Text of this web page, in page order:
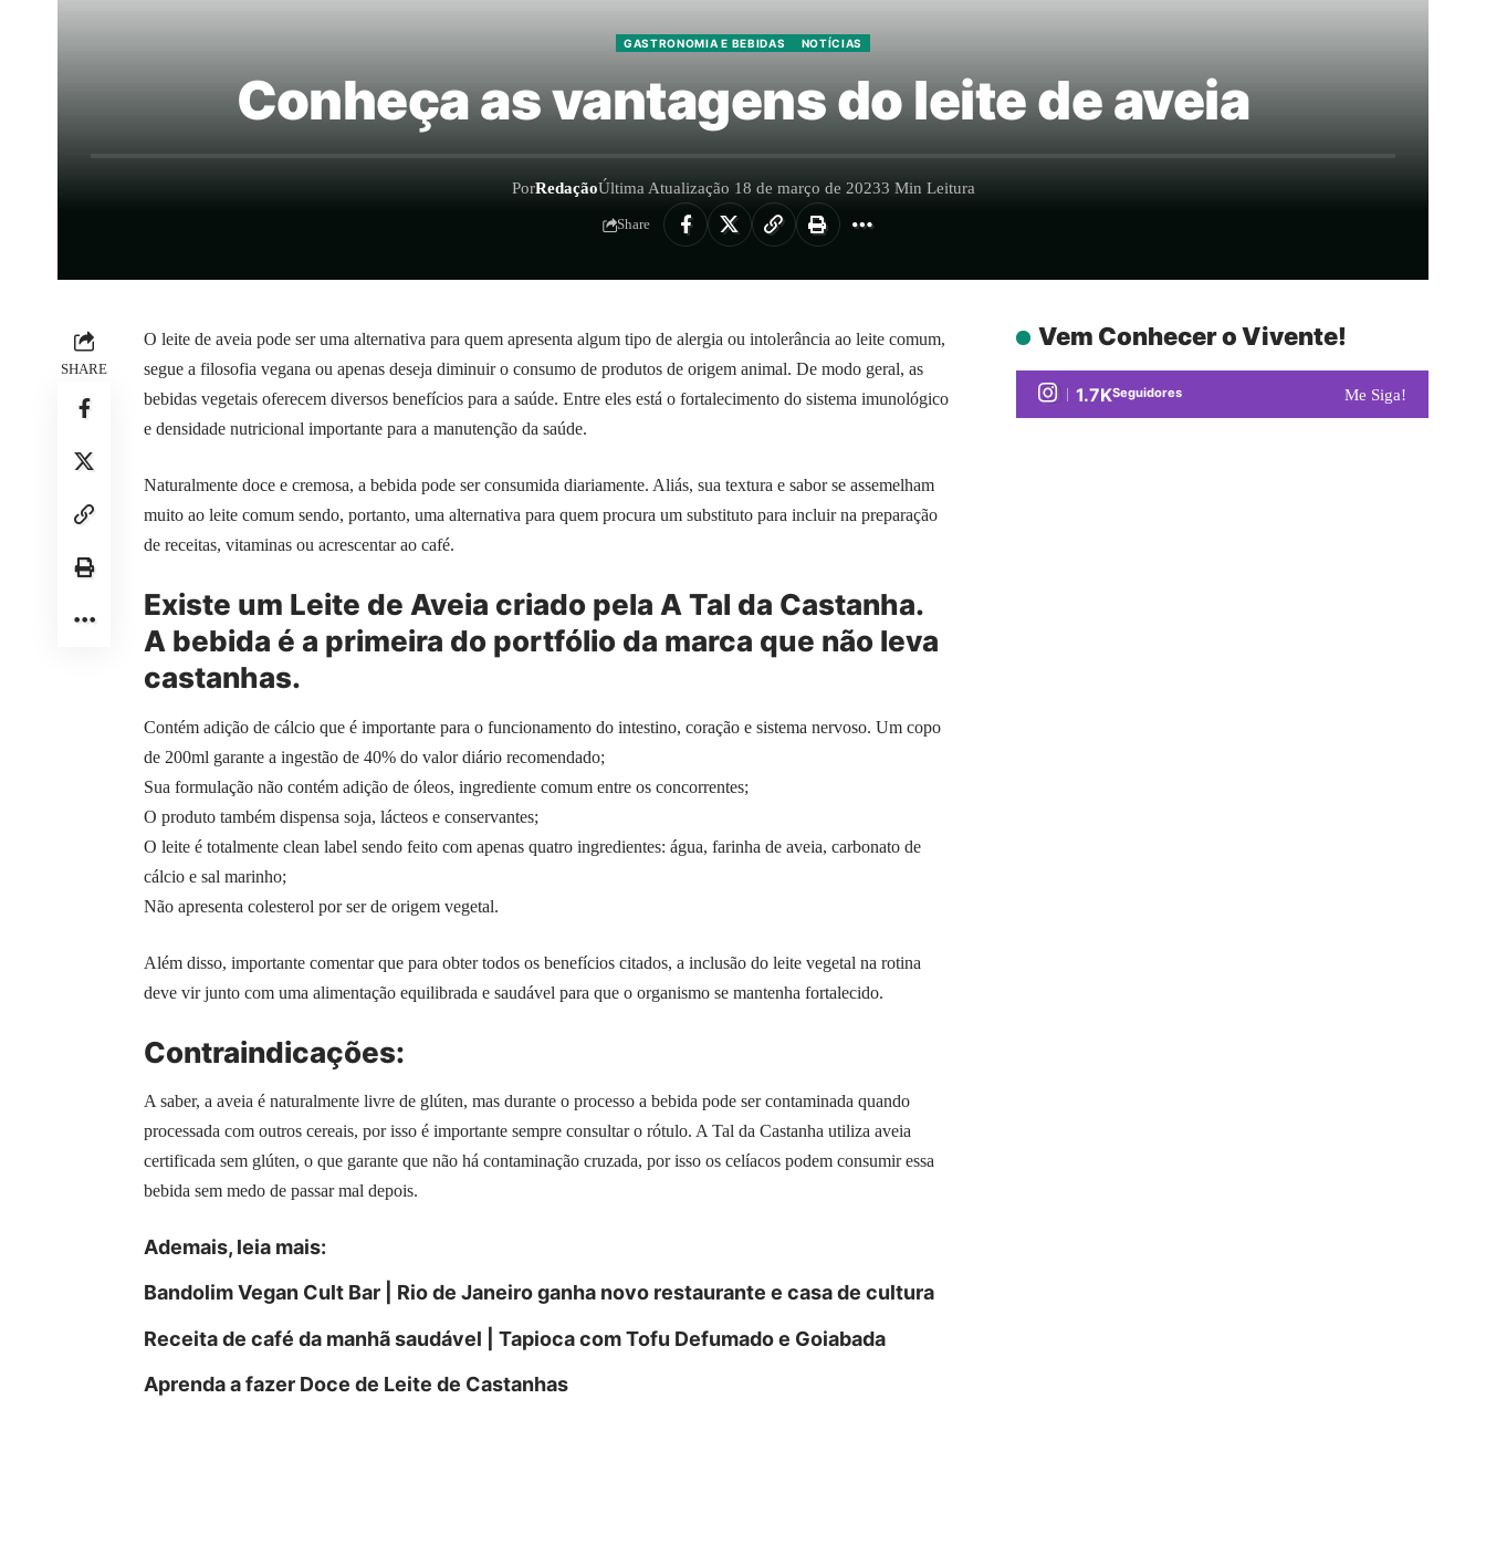
GASTRONOMIA E BEBIDAS NOTÍCIAS
Conheça as vantagens do leite de aveia
PorRedaçãoÚltima Atualização 18 de março de 20233 Min Leitura
Share
SHARE
O leite de aveia pode ser uma alternativa para quem apresenta algum tipo de alergia ou intolerância ao leite comum,
segue a filosofia vegana ou apenas deseja diminuir o consumo de produtos de origem animal. De modo geral, as
bebidas vegetais oferecem diversos benefícios para a saúde. Entre eles está o fortalecimento do sistema imunológico
e densidade nutricional importante para a manutenção da saúde.
Naturalmente doce e cremosa, a bebida pode ser consumida diariamente. Aliás, sua textura e sabor se assemelham
muito ao leite comum sendo, portanto, uma alternativa para quem procura um substituto para incluir na preparação
de receitas, vitaminas ou acrescentar ao café.
Existe um Leite de Aveia criado pela A Tal da Castanha.
A bebida é a primeira do portfólio da marca que não leva
castanhas.
Contém adição de cálcio que é importante para o funcionamento do intestino, coração e sistema nervoso. Um copo
de 200ml garante a ingestão de 40% do valor diário recomendado;
Sua formulação não contém adição de óleos, ingrediente comum entre os concorrentes;
O produto também dispensa soja, lácteos e conservantes;
O leite é totalmente clean label sendo feito com apenas quatro ingredientes: água, farinha de aveia, carbonato de
cálcio e sal marinho;
Não apresenta colesterol por ser de origem vegetal.
Além disso, importante comentar que para obter todos os benefícios citados, a inclusão do leite vegetal na rotina
deve vir junto com uma alimentação equilibrada e saudável para que o organismo se mantenha fortalecido.
Contraindicações:
A saber, a aveia é naturalmente livre de glúten, mas durante o processo a bebida pode ser contaminada quando
processada com outros cereais, por isso é importante sempre consultar o rótulo. A Tal da Castanha utiliza aveia
certificada sem glúten, o que garante que não há contaminação cruzada, por isso os celíacos podem consumir essa
bebida sem medo de passar mal depois.
Ademais, leia mais:
Bandolim Vegan Cult Bar | Rio de Janeiro ganha novo restaurante e casa de cultura
Receita de café da manhã saudável | Tapioca com Tofu Defumado e Goiabada
Aprenda a fazer Doce de Leite de Castanhas
Vem Conhecer o Vivente!
1.7KSeguidores Me Siga!